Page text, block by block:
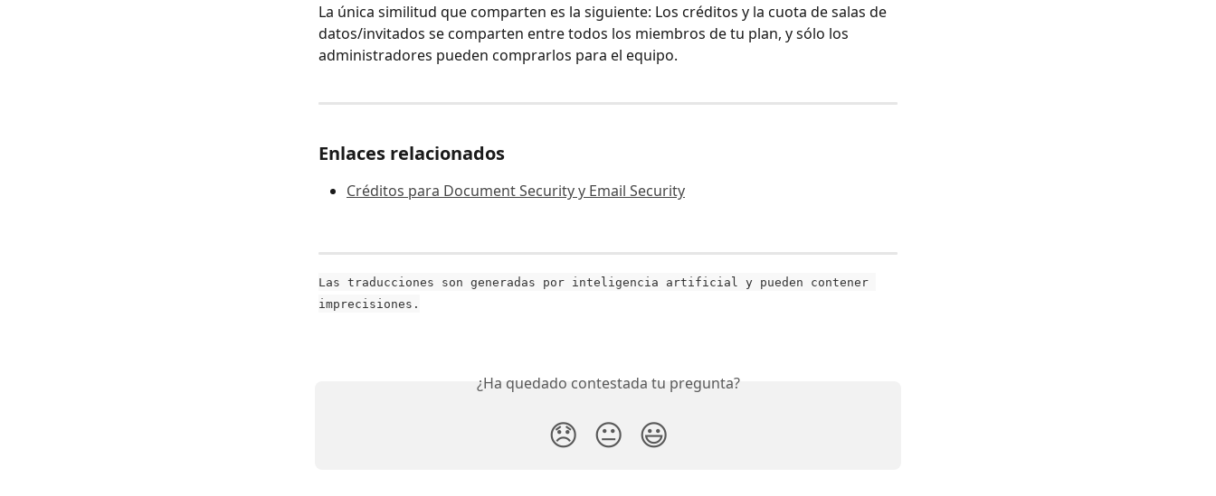
La única similitud que comparten es la siguiente: Los créditos y la cuota de salas de
datos/invitados se comparten entre todos los miembros de tu plan, y sólo los
administradores pueden comprarlos para el equipo.
Enlaces relacionados
Créditos para Document Security y Email Security
Las traducciones son generadas por inteligencia artificial y pueden contener
imprecisiones.
¿Ha quedado contestada tu pregunta?
😞 😐 😃